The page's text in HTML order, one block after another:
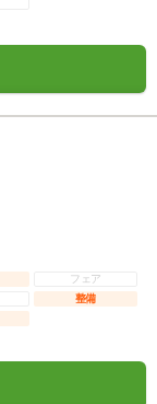
フェア
整備